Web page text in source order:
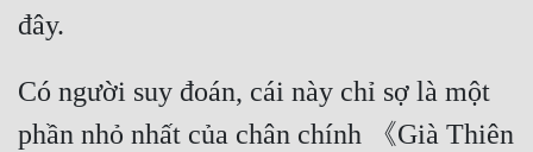
Có người suy đoán, cái này chỉ sợ là một
phần nhỏ nhất của chân chính 《Già Thiên